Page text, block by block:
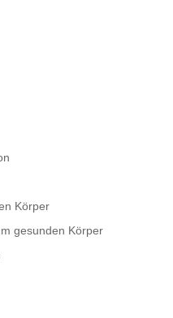
Körper
gesunden Körper